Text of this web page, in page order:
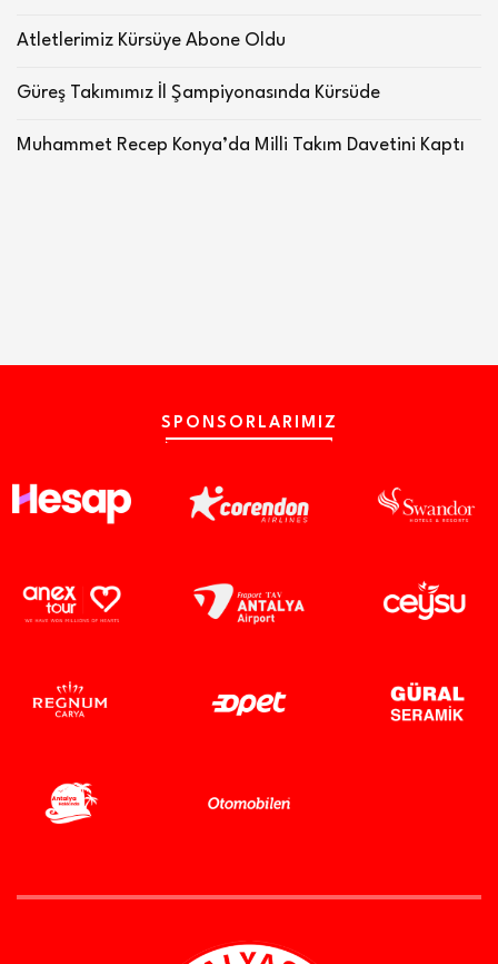
Atletlerimiz Kürsüye Abone Oldu
Güreş Takımımız İl Şampiyonasında Kürsüde
Muhammet Recep Konya’da Milli Takım Davetini Kaptı
SPONSORLARIMIZ